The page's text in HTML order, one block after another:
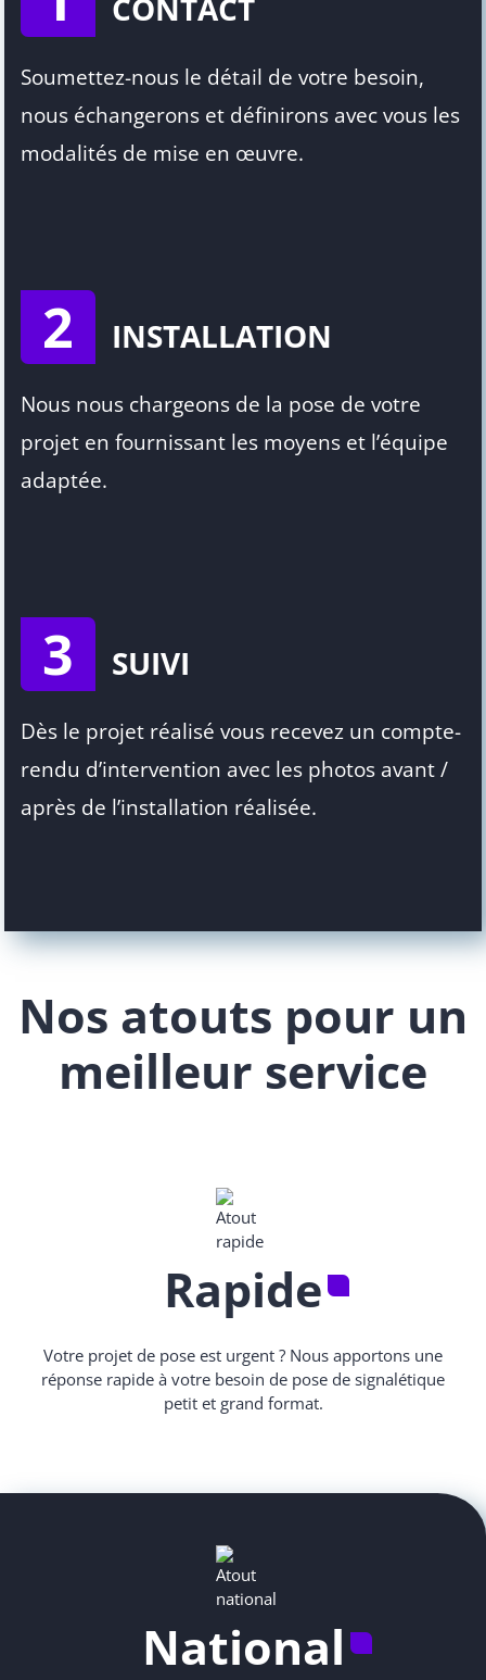
Soumettez-nous le détail de votre besoin,
nous échangerons et définirons avec vous les
modalités de mise en œuvre.
2 INSTALLATION
Nous nous chargeons de la pose de votre
projet en fournissant les moyens et l’équipe
adaptée.
3 SUIVI
Dès le projet réalisé vous recevez un compte-
rendu d’intervention avec les photos avant /
après de l’installation réalisée.
Nos atouts pour un
meilleur service
Rapide
Votre projet de pose est urgent ? Nous apportons une
réponse rapide à votre besoin de pose de signalétique
petit et grand format.
National